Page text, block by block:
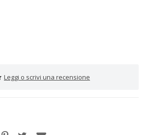
Leggi o scrivi una recensione